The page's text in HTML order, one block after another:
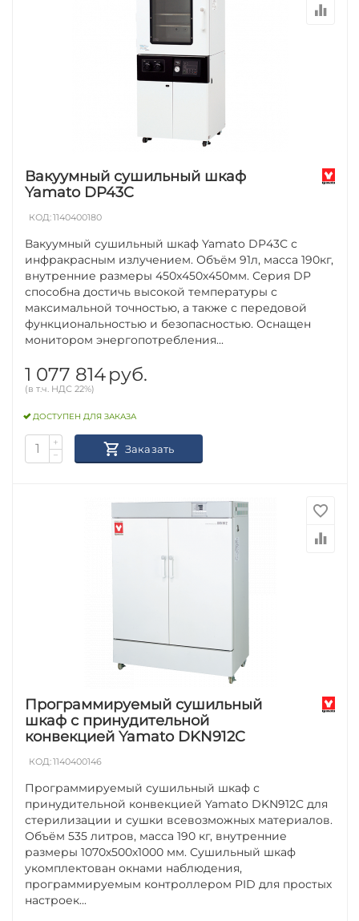
Вакуумный сушильный шкаф
Yamato DP43C
КОД:1140400180
Вакуумный сушильный шкаф Yamato DP43С с
инфракрасным излучением. Объём 91л, масса 190кг,
внутренние размеры 450х450х450мм. Серия DP
способна достичь высокой температуры с
максимальной точностью, а также с передовой
функциональностью и безопасностью. Оснащен
монитором энергопотребления...
1 077 814руб.
(в т.ч. НДС 22%)
ДОСТУПЕН ДЛЯ ЗАКАЗА
+
−
Заказать
Программируемый сушильный
шкаф с принудительной
конвекцией Yamato DKN912C
КОД:1140400146
Программируемый сушильный шкаф с
принудительной конвекцией Yamato DKN912C для
стерилизации и сушки всевозможных материалов.
Объём 535 литров, масса 190 кг, внутренние
размеры 1070х500х1000 мм. Сушильный шкаф
укомплектован окнами наблюдения,
программируемым контроллером PID для простых
настроек...